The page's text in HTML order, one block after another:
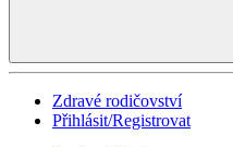
Zdravé rodičovství
Přihlásit/Registrovat